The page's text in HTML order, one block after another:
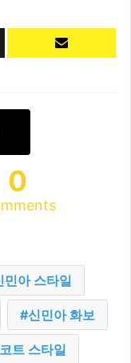
0
민아 스타일
신민아 화보
트 스타일